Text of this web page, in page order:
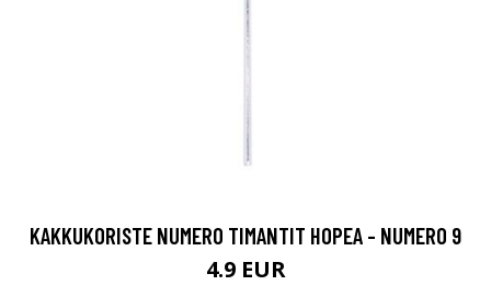
KAKKUKORISTE NUMERO TIMANTIT HOPEA - NUMERO 9
4.9 EUR